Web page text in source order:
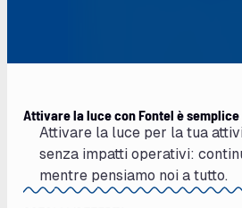
Attivare la luce con Fontel è semplice
Attivare la luce per la tua
senza impatti operativi:
mentre pensiamo noi a tutto.